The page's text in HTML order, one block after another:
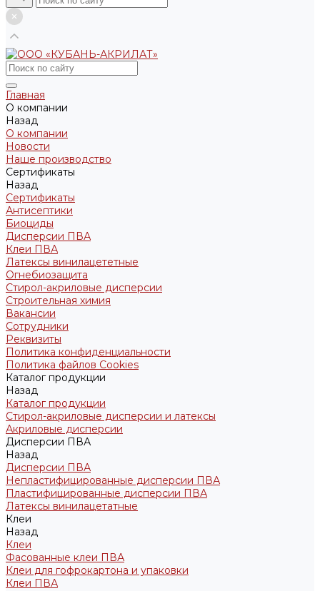
Главная
О компании
Назад
О компании
Новости
Наше производство
Сертификаты
Назад
Сертификаты
Антисептики
Биоциды
Дисперсии ПВА
Клеи ПВА
Латексы винилацететные
Огнебиозащита
Стирол-акриловые дисперсии
Строительная химия
Вакансии
Сотрудники
Реквизиты
Политика конфиденциальности
Политика файлов Cookies
Каталог продукции
Назад
Каталог продукции
Стирол-акриловые дисперсии и латексы
Акриловые дисперсии
Дисперсии ПВА
Назад
Дисперсии ПВА
Непластифицированные дисперсии ПВА
Пластифицированные дисперсии ПВА
Латексы винилацетатные
Клеи
Назад
Клеи
Фасованные клеи ПВА
Клеи для гофрокартона и упаковки
Клеи ПВА